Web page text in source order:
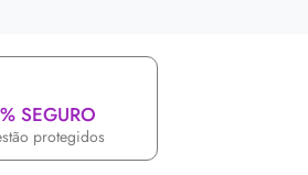
SEGURO
protegidos